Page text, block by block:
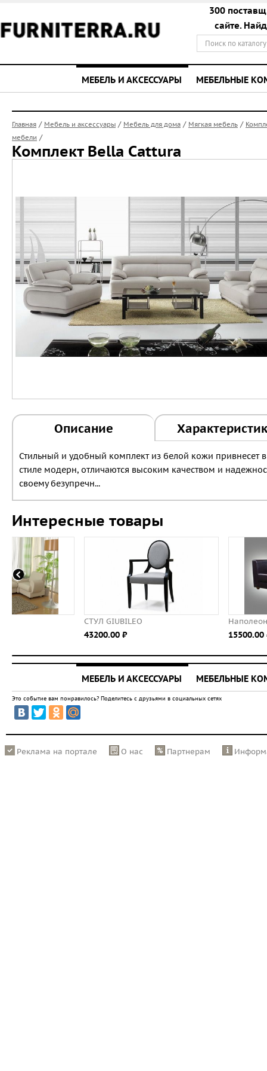
300
сайте.
МЕБЕЛЬ И АКСЕССУАРЫ МЕБЕЛЬНЫЕ
Главная / Мебель и аксессуары / Мебель для дома / Мягкая мебель /
мебели /
Комплект Bella Cattura
Описание
Стильный и удобный комплект из белой кожи
стиле модерн, отличаются высоким качеством и
своему безупречн...
Интересные товары
МЕБЕЛЬ И АКСЕССУАРЫ МЕБЕЛЬНЫЕ
Это событие вам понравилось? Поделитесь с друзьями в социальных сетях
Реклама на портале О нас Партнерам